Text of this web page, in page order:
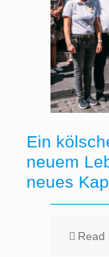
Ein
neuem
neues
Read